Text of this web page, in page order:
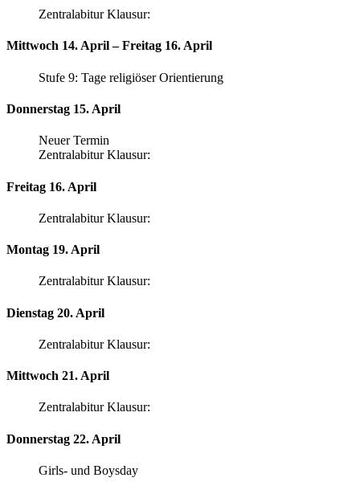
Zentralabitur Klausur:
Mittwoch 14. April – Freitag 16. April
Stufe 9: Tage religiöser Orientierung
Donnerstag 15. April
Neuer Termin
Zentralabitur Klausur:
Freitag 16. April
Zentralabitur Klausur:
Montag 19. April
Zentralabitur Klausur:
Dienstag 20. April
Zentralabitur Klausur:
Mittwoch 21. April
Zentralabitur Klausur:
Donnerstag 22. April
Girls- und Boysday